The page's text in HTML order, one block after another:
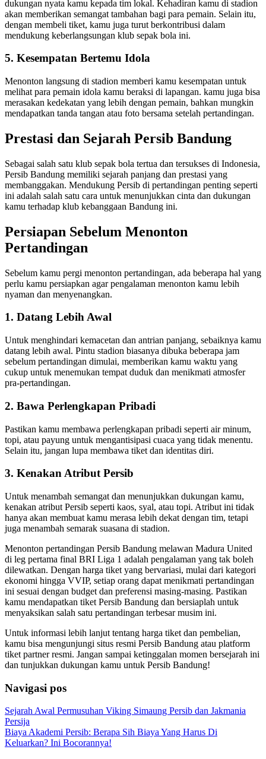
dukungan nyata kamu kepada tim lokal. Kehadiran kamu di stadion
akan memberikan semangat tambahan bagi para pemain. Selain itu,
dengan membeli tiket, kamu juga turut berkontribusi dalam
mendukung keberlangsungan klub sepak bola ini.
5. Kesempatan Bertemu Idola
Menonton langsung di stadion memberi kamu kesempatan untuk
melihat para pemain idola kamu beraksi di lapangan. kamu juga bisa
merasakan kedekatan yang lebih dengan pemain, bahkan mungkin
mendapatkan tanda tangan atau foto bersama setelah pertandingan.
Prestasi dan Sejarah Persib Bandung
Sebagai salah satu klub sepak bola tertua dan tersukses di Indonesia,
Persib Bandung memiliki sejarah panjang dan prestasi yang
membanggakan. Mendukung Persib di pertandingan penting seperti
ini adalah salah satu cara untuk menunjukkan cinta dan dukungan
kamu terhadap klub kebanggaan Bandung ini.
Persiapan Sebelum Menonton
Pertandingan
Sebelum kamu pergi menonton pertandingan, ada beberapa hal yang
perlu kamu persiapkan agar pengalaman menonton kamu lebih
nyaman dan menyenangkan.
1. Datang Lebih Awal
Untuk menghindari kemacetan dan antrian panjang, sebaiknya kamu
datang lebih awal. Pintu stadion biasanya dibuka beberapa jam
sebelum pertandingan dimulai, memberikan kamu waktu yang
cukup untuk menemukan tempat duduk dan menikmati atmosfer
pra-pertandingan.
2. Bawa Perlengkapan Pribadi
Pastikan kamu membawa perlengkapan pribadi seperti air minum,
topi, atau payung untuk mengantisipasi cuaca yang tidak menentu.
Selain itu, jangan lupa membawa tiket dan identitas diri.
3. Kenakan Atribut Persib
Untuk menambah semangat dan menunjukkan dukungan kamu,
kenakan atribut Persib seperti kaos, syal, atau topi. Atribut ini tidak
hanya akan membuat kamu merasa lebih dekat dengan tim, tetapi
juga menambah semarak suasana di stadion.
Menonton pertandingan Persib Bandung melawan Madura United
di leg pertama final BRI Liga 1 adalah pengalaman yang tak boleh
dilewatkan. Dengan harga tiket yang bervariasi, mulai dari kategori
ekonomi hingga VVIP, setiap orang dapat menikmati pertandingan
ini sesuai dengan budget dan preferensi masing-masing. Pastikan
kamu mendapatkan tiket Persib Bandung dan bersiaplah untuk
menyaksikan salah satu pertandingan terbesar musim ini.
Untuk informasi lebih lanjut tentang harga tiket dan pembelian,
kamu bisa mengunjungi situs resmi Persib Bandung atau platform
tiket partner resmi. Jangan sampai ketinggalan momen bersejarah ini
dan tunjukkan dukungan kamu untuk Persib Bandung!
Navigasi pos
Sejarah Awal Permusuhan Viking Simaung Persib dan Jakmania
Persija
Biaya Akademi Persib: Berapa Sih Biaya Yang Harus Di
Keluarkan? Ini Bocorannya!